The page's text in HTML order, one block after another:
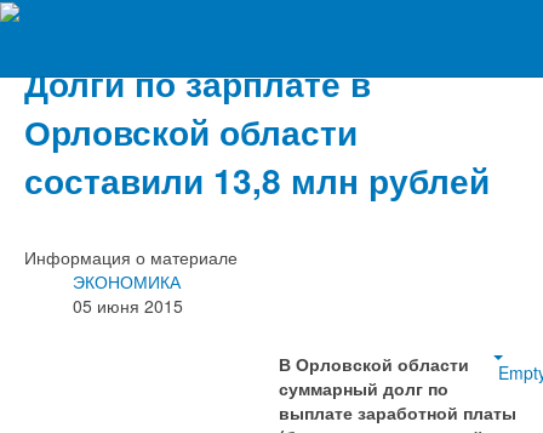
Долги по зарплате в
Орловской области
составили 13,8 млн рублей
Информация о материале
ЭКОНОМИКА
05 июня 2015
В Орловской области
суммарный долг по
выплате заработной платы